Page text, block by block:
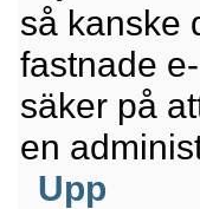
så kanske
fastnade
säker på
en
Upp